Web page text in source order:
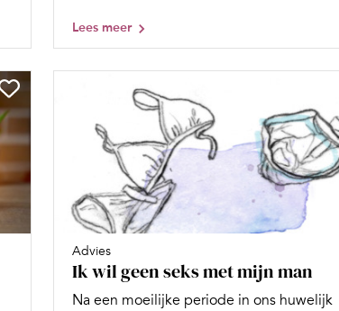
Lees meer
Advies
Ik wil geen seks met mijn man
Na een moeilijke periode in ons huwelijk